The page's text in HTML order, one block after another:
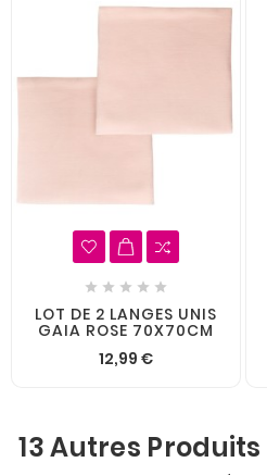
    
LOT DE 2 LANGES UNIS
GAIA ROSE 70X70CM
12,99 €
13 Autres